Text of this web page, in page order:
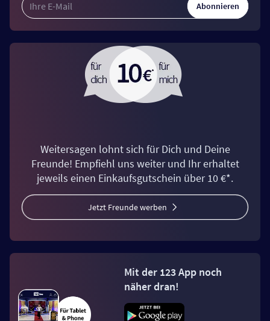
Abonnieren
Weitersagen lohnt sich für Dich und Deine
Freunde! Empfiehl uns weiter und Ihr erhaltet
jeweils einen Einkaufsgutschein über 10 €*.
Jetzt Freunde werben
Mit der 123 App noch
näher dran!